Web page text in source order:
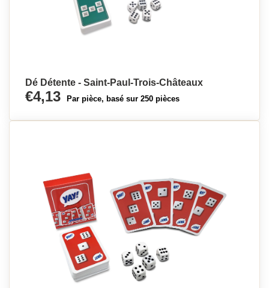
Dé Détente - Saint-Paul-Trois-Châteaux
€4,13 Par pièce, basé sur 250 pièces